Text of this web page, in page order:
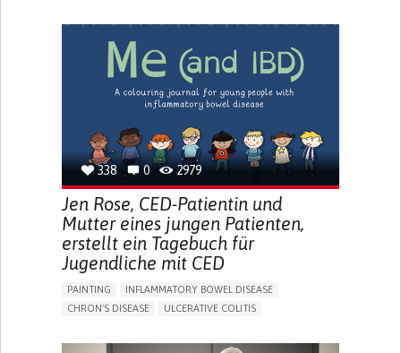
PEDIATRICS
PEDIATRIC INNOVATIONS UNITED STATES
338 0 2979
Jen Rose, CED-Patientin und
Mutter eines jungen Patienten,
erstellt ein Tagebuch für
Jugendliche mit CED
PAINTING
INFLAMMATORY BOWEL DISEASE
CHRON'S DISEASE
ULCERATIVE COLITIS
CHRONIC PAIN
FATIGUE FEVER
ABDOMINAL PAIN